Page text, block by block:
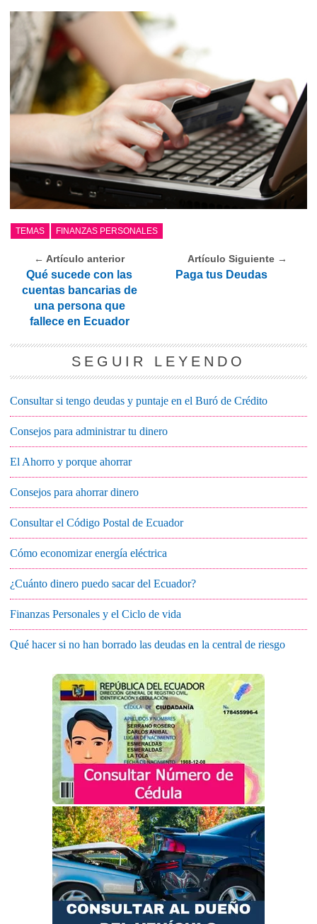
TEMAS FINANZAS PERSONALES
← Artículo anterior
Qué sucede con las
cuentas bancarias de
una persona que
fallece en Ecuador
Artículo Siguiente →
Paga tus Deudas
SEGUIR LEYENDO
Consultar si tengo deudas y puntaje en el Buró de Crédito
Consejos para administrar tu dinero
El Ahorro y porque ahorrar
Consejos para ahorrar dinero
Consultar el Código Postal de Ecuador
Cómo economizar energía eléctrica
¿Cuánto dinero puedo sacar del Ecuador?
Finanzas Personales y el Ciclo de vida
Qué hacer si no han borrado las deudas en la central de riesgo